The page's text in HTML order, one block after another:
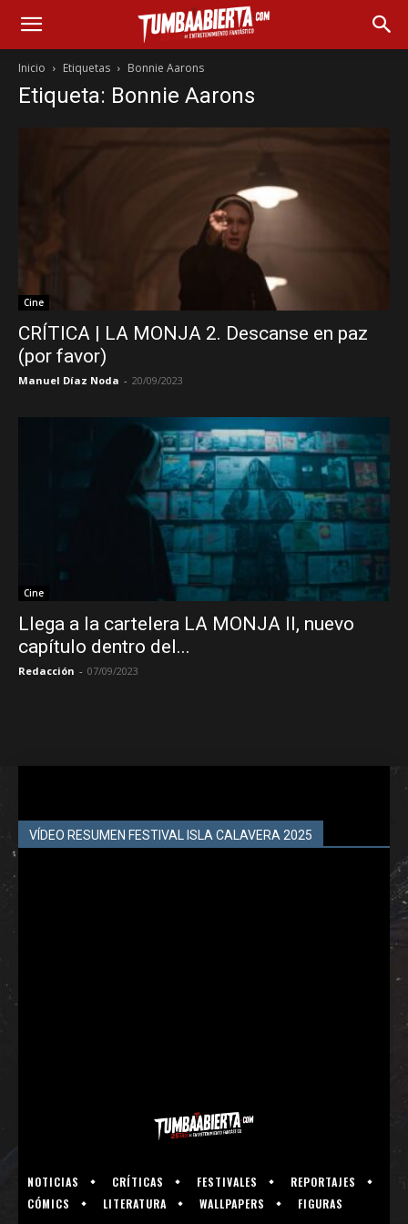
Inicio Etiquetas Bonnie Aarons
Etiqueta: Bonnie Aarons
Cine
CRÍTICA | LA MONJA 2. Descanse en paz
(por favor)
Manuel Díaz Noda - 20/09/2023
Cine
Llega a la cartelera LA MONJA II, nuevo
capítulo dentro del...
Redacción - 07/09/2023
VÍDEO RESUMEN FESTIVAL ISLA CALAVERA 2025
NOTICIAS CRÍTICAS FESTIVALES
REPORTAJES
CÓMICS
LITERATURA WALLPAPERS FIGURAS